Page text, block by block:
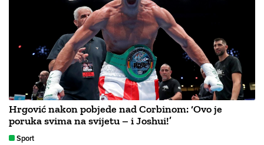
Hrgović nakon pobjede nad Corbinom: ‘Ovo je
poruka svima na svijetu – i Joshui!’
Sport